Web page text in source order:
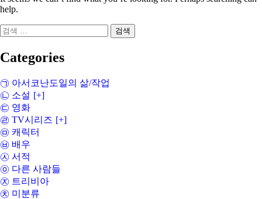
help.
검
Categories
㉠ 아서코난도일의 삶/작업
㉡ 소설 [+]
㉢ 영화
㉣ TV시리즈 [+]
㉤ 캐릭터
㉥ 배우
㉦ 서적
㉧ 다른 사람들
㉨ 트리비아
㉩ 미분류